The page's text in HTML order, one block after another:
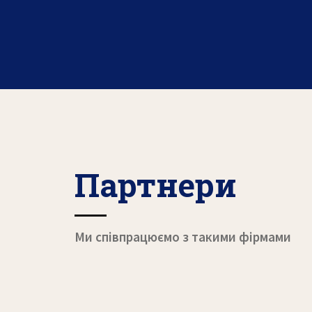
Партнери
Ми співпрацюємо з такими фірмами